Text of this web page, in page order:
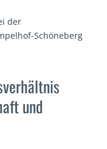
der
Schöneberg
und